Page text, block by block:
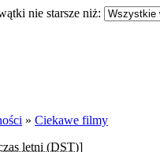
nie starsze niż:
» Ciekawe filmy
letni (DST)]